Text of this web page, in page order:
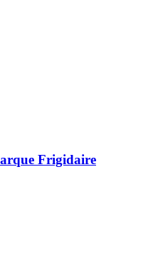
Frigidaire